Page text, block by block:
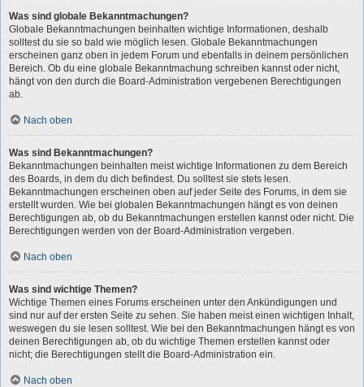
Was sind globale Bekanntmachungen?
Globale Bekanntmachungen beinhalten wichtige Informationen, deshalb
solltest du sie so bald wie möglich lesen. Globale Bekanntmachungen
erscheinen ganz oben in jedem Forum und ebenfalls in deinem persönlichen
Bereich. Ob du eine globale Bekanntmachung schreiben kannst oder nicht,
hängt von den durch die Board-Administration vergebenen Berechtigungen
ab.
Nach oben
Was sind Bekanntmachungen?
Bekanntmachungen beinhalten meist wichtige Informationen zu dem Bereich
des Boards, in dem du dich befindest. Du solltest sie stets lesen.
Bekanntmachungen erscheinen oben auf jeder Seite des Forums, in dem sie
erstellt wurden. Wie bei globalen Bekanntmachungen hängt es von deinen
Berechtigungen ab, ob du Bekanntmachungen erstellen kannst oder nicht. Die
Berechtigungen werden von der Board-Administration vergeben.
Nach oben
Was sind wichtige Themen?
Wichtige Themen eines Forums erscheinen unter den Ankündigungen und
sind nur auf der ersten Seite zu sehen. Sie haben meist einen wichtigen Inhalt,
weswegen du sie lesen solltest. Wie bei den Bekanntmachungen hängt es von
deinen Berechtigungen ab, ob du wichtige Themen erstellen kannst oder
nicht; die Berechtigungen stellt die Board-Administration ein.
Nach oben